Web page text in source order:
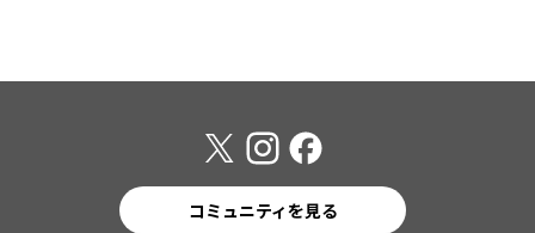
コミュニティを見る